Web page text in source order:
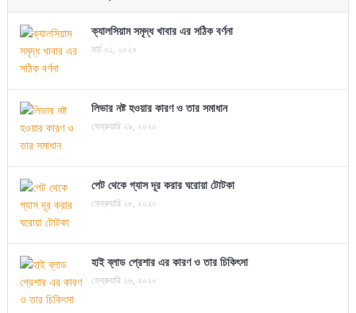
ক্যালসিয়াম সমৃদ্ধ খাবার এর সঠিক বর্ণনা
মার্চ ০১, ২০২০
লিভার নষ্ট হওয়ার কারণ ও তার সমাধান
ফেব্রুয়ারি ২৯, ২০২০
পেট থেকে গ্যাস দূর করার ঘরোয়া টোটকা
ফেব্রুয়ারি ২৮, ২০২০
হাই ব্লাড প্রেশার এর কারণ ও তার চিকিৎসা
ফেব্রুয়ারি ২৬, ২০২০